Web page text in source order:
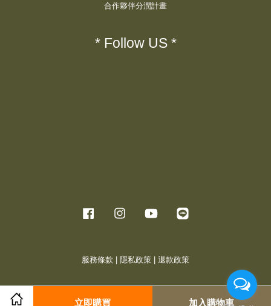
立即購買 加入購物車
合作夥伴分潤計畫
* Follow US *
Facebook Instagram YouTube
服務條款 隱私政策 退款政策